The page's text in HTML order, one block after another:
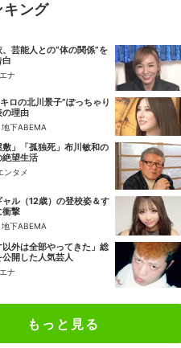
ング
芸能人との“体の関係”を
白
ナ
ロの北川景子”ぽっちゃり
の理由
下ABEMA
敷」「孤独死」布川敏和の
絶望生活
ンタメ
ャル（12歳）の登校姿＆す
衝撃
下ABEMA
以外は全部やってきた」総
開した人気芸人
ナ
もっと見る